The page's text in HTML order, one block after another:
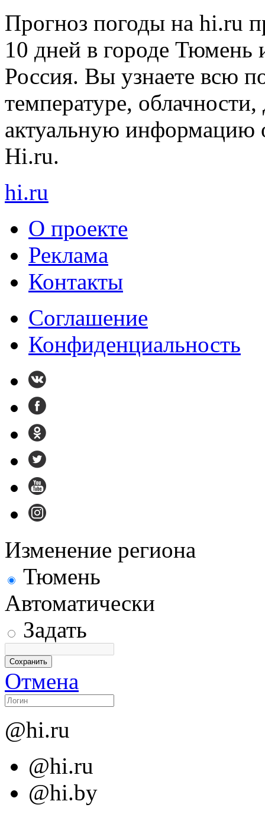
Прогноз погоды на hi.ru
10 дней в городе Тюмень
Россия. Вы узнаете всю
температуре,
актуальную информацию
Hi.ru.
hi.ru
О проекте
Реклама
Контакты
Cоглашение
Конфиденциальность
Изменение региона
Тюмень
Автоматически
Задать
Отмена
@hi.ru
@hi.ru
@hi.by